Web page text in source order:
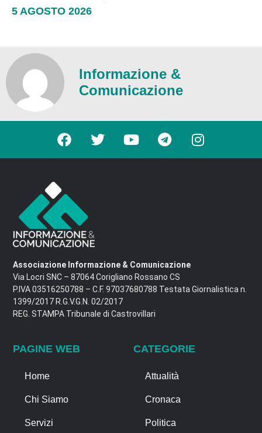
5 AGOSTO 2026
Informazione &
Comunicazione
Associazione Informazione & Comunicazione
Via Locri SNC – 87064 Corigliano Rossano CS
P.IVA 03516250788 – C.F. 97037680788 Testata Giornalistica n.
1399/2017 R.G.V.G.N. 02/2017
REG. STAMPA Tribunale di Castrovillari
PAGINE WEB
Home
Chi Siamo
Servizi
CATEGORIE
Attualità
Cronaca
Politica